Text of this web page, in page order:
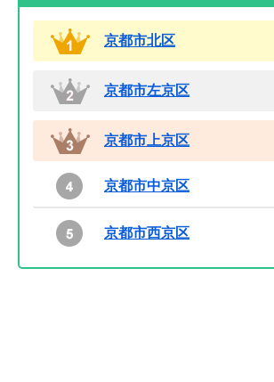
京都市北区
京都市左京区
京都市上京区
京都市中京区
京都市西京区